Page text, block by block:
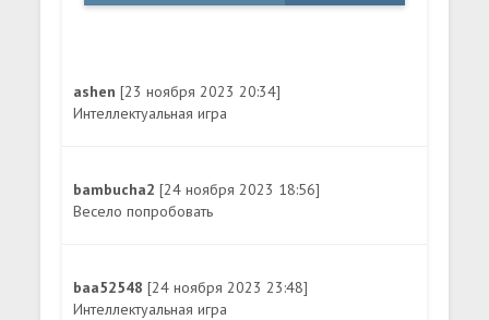
ashen[23 ноября 2023 20:34]
Интеллектуальная игра
bambucha2[24 ноября 2023 18:56]
Весело попробовать
baa52548[24 ноября 2023 23:48]
Интеллектуальная игра